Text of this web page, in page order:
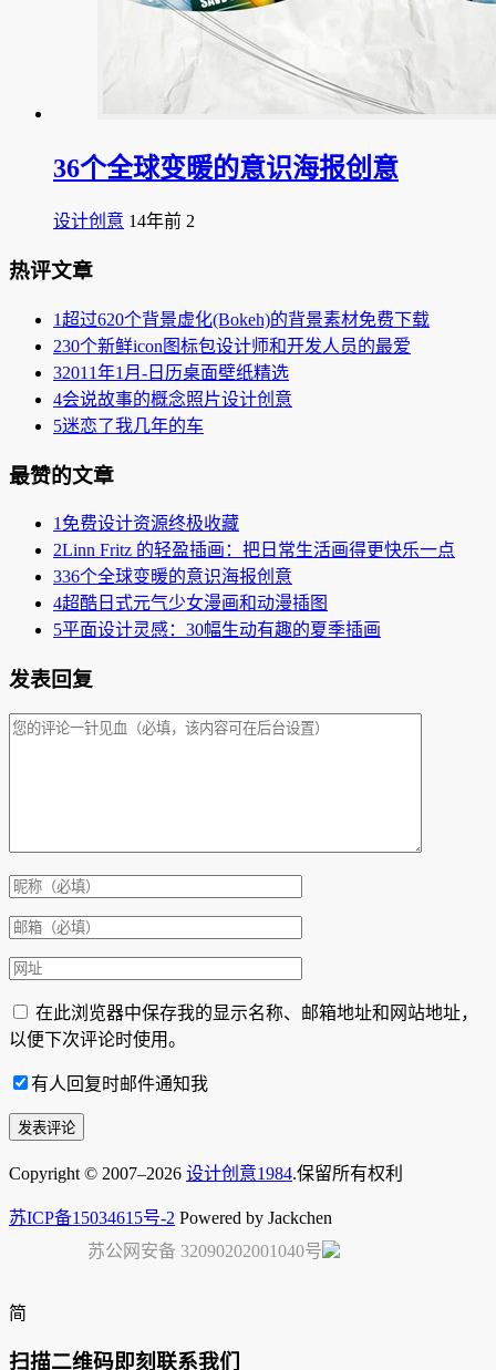
36个全球变暖的意识海报创意
设计创意 14年前 2
热评文章
1超过620个背景虚化(Bokeh)的背景素材免费下载
230个新鲜icon图标包设计师和开发人员的最爱
32011年1月-日历桌面壁纸精选
4会说故事的概念照片设计创意
5迷恋了我几年的车
最赞的文章
1 免费设计资源终极收藏
2Linn Fritz 的轻盈插画：把日常生活画得更快乐一点
336个全球变暖的意识海报创意
4超酷日式元气少女漫画和动漫插图
5平面设计灵感：30幅生动有趣的夏季插画
发表回复
在此浏览器中保存我的显示名称、邮箱地址和网站地址，
以便下次评论时使用。
有人回复时邮件通知我
Copyright © 2007–2026 设计创意1984.保留所有权利
苏ICP备15034615号-2 Powered by Jackchen
苏公网安备 32090202001040号
简
扫描二维码即刻联系我们